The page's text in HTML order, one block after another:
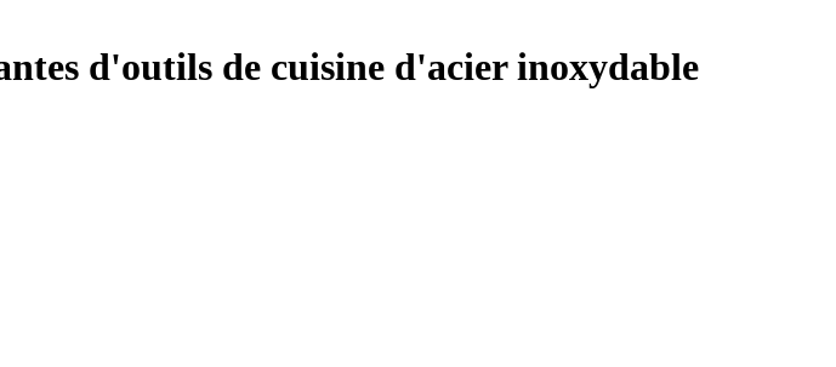
d'outils de cuisine d'acier inoxydable